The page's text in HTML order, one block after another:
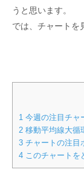
うと思います。
では、チャートを
1 今週の注目チャ
2 移動平均線大循
3 チャートの注目
4 このチャートを